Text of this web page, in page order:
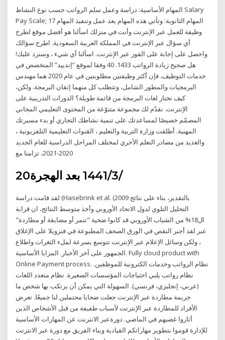
المهام الأساسية: دراسة وعمل سلم الرواتب حسب نوع النشاط Salary
Pay Scale; المهام الثانوية: وتأتي هذه المهام بعد عمل وتنفيذ المهام 17
وظيفة للعمل عبر الإنترنت وأنت في منزلك اسألنا هو أفضل موقع لطرح
أي سؤال عبر الإنترنت في المملكة العربية السعودية. اطرح سؤالك
واحصل على إجابة على الفور عبر الإنترنت. اسألنا أي شيء ، وسنرد عليك!
هل صحيح زيادة الرواتب 1433. 40 وفقا لموقع “إندييد” المتخصص في
خدمات التوظيف، فإن أكثر وظيفتين مطلوبتين في عام 2020 هما مهندس
البرمجيات والمطور الشامل، وتتطلب كل منهما إتقان البرمجة. ولكن،
كيف تختار لغات البرمجة من قائمة طويلة؟ الدورات التدريبية على
الإنترنت. نقدّم لك مجموعة متنوّعة من المحتوى التعليمي المجاني
المصمّم خصيصًا لمساعدتك على تنمية نشاطك التجاري أو بدء مسيرتك
المهنية. أطلقت وزارة التربية والتعليم ، القنوات التعليمية التلفزيونية ،
والعديد من مصادر التعلم الأخري لمختلف المراحل الدراسية للعام الجديد
2020-2021، تزامنا مع
20‏‏/3‏‏/1441 بعد الهجرة
لقد قامت دراسة (Hasebrink et al. (2009 بالتقدير، بناء على نتائج
التحليل التلوي لدول الاتحاد الأوروبي وأخذ متوسط النتائج، ان قرابة
ال18% من الشباب الأوروبي قد كانوا ضحية "تنمر أو مضايقة أو مطاردة"
عبر لقد أجبر النقص في الورق الصحف المطبوعة في فنزويلا على الإغلاق
، ولكن وسائل الإعلام عبر الإنترنت تتوسع بسرعة لملء الثغرات واطلاع
الجمهور على آخر الأخبار. المزايا الأساسية. Fully cloud product with
Online Payment process. نظام الرواتب وخدمات الكترونية للموظفين.
نظام رواتب يلبي احتياجات المؤسسات الصغيرة. نظام متعدد اللغات
(عربي، إنجليزي، فرنسي). السهولة التي يمكن أن يرتكب بها شخص ما
جريمة مطاردة عبر الإنترنت جعلت ضحايا محتملين لنا جميعًا. تعرض
الأفراد للمطاردة عبر الإنترنت لأسباب طفيفة من قبل الأشخاص الذين
أثاروا غضبهم في الماضي. دورةعبر الانترنت عن المهارات الأساسية
للإدارة قوموا بتطوير مهاراتكم القيادية وبناء الفريق مع دورة عبر الانترنت